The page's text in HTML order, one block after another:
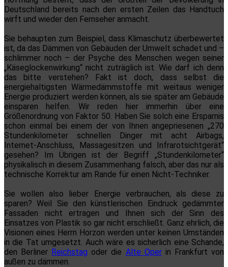
Deutschland bereits nach den ersten Zeilen das Handtuch
wirft und wieder den Fernseher anmacht.
Sie behaupten zum Beispiel, dass Klimaschutz überbewertet
ist, da das Dämmen von Gebäuden der Umwelt schadet und –
schlimmer noch – der Psyche des Menschen wegen seiner
„Käseglockenwirkung“ nicht zuträglich ist. Wie darf ich denn
das bitte verstehen? Fakt ist doch, dass selbst die
energiehaltigsten Wärmedämmstoffe mit weitaus weniger
Energie produziert werden können, als sie später am Gebäude
einsparen helfen. Wir reden hier immerhin über eine
Größenordnung von Faktor 50. Haben Sie solch eine Ersparnis
schon einmal bei einem der von Ihnen angepriesenen „270
Stundenkilometer schnellen Dinger mit acht Airbags,
Internet-Anschluss, Massagesitzen und Infrarotsichtgerät“
gesehen? Im Übrigen ist der Begriff „Stundenkilometer“
physikalisch in diesem Zusammenhang falsch, aber das nur als
technische Korrektur am Rande für einen Nicht-Techniker.
Sie wollen also lieber Energie verbrauchen, als diese zu
sparen? Weil Sie den künstlerischen Eindruck gedämmter
Fassaden nicht ertragen und Ihnen sich der Sinn des
Einsatzes von Plastik so gar nicht erschließt. Ganz ehrlich, die
Visionen eines Herrn Horzon werden unter keinen Umständen
in die Tat umgesetzt. Auch wäre es sicherlich eine Schande,
den Berliner Reichstag oder die Alte Operin Frankfurt von
außen zu dämmen.